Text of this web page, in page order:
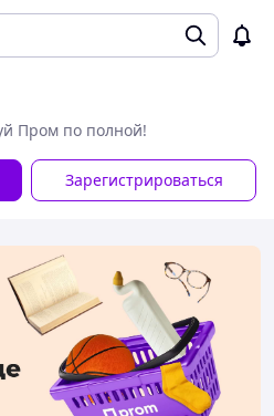
Пром по полной!
Зарегистрироваться